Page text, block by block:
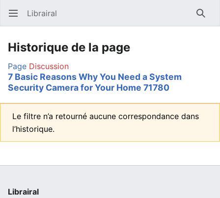
Ouvrir le menu principal Librairal
Historique de la page
Page Discussion
7 Basic Reasons Why You Need a System
Security Camera for Your Home 71780
Le filtre n’a retourné aucune correspondance dans
l’historique.
Librairal